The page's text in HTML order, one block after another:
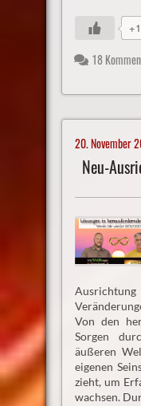
18
20. November
Neu-
Von den
Sorgen
äußeren
eigenen
zieht, um
wachsen.